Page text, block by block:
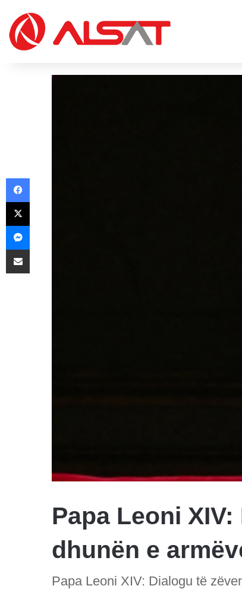
Papa Leoni
dhunën e
Papa Leoni XIV: Dialogu të
Facebook
X
Messenger
Share via Email